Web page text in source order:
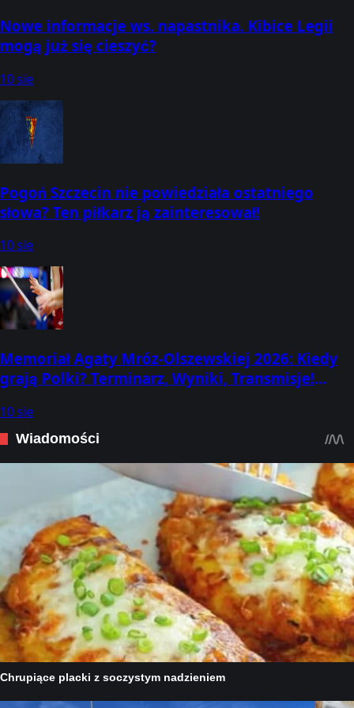
Nowe informacje ws. napastnika. Kibice Legii
mogą już się cieszyć?
10 sie
Pogoń Szczecin nie powiedziała ostatniego
słowa? Ten piłkarz ją zainteresował!
10 sie
Memoriał Agaty Mróz-Olszewskiej 2026: Kiedy
grają Polki? Terminarz, Wyniki, Transmisje!
(Koszalin, 11-13 sierpnia)
10 sie